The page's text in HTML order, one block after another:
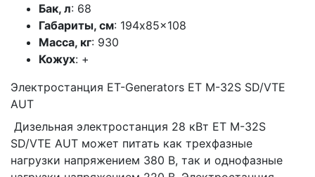
Бак, л: 68
Габариты, см: 194x85x108
Масса, кг: 930
Кожух: +
Электростанция ET-Generators ET M-32S SD/VTE
AUT
Дизельная электростанция 28 кВт ET M-32S
SD/VTE AUT может питать как трехфазные
нагрузки напряжением 380 В, так и однофазные